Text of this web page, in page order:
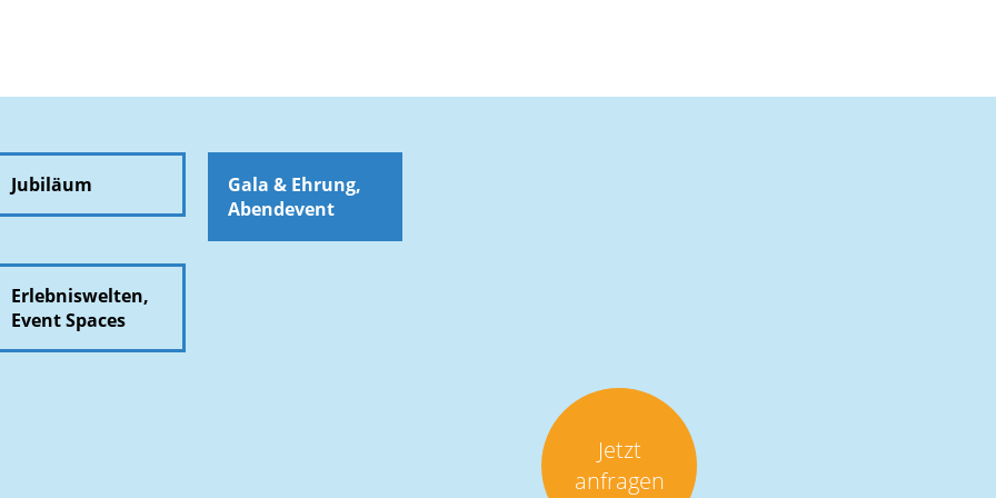
Jubiläum
Gala & Ehrung,
Abendevent
Erlebniswelten,
Event Spaces
Jetzt
anfragen